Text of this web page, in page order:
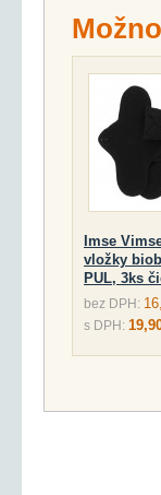
Imse
vložky
PUL, 3ks
bez DPH:
s DPH: